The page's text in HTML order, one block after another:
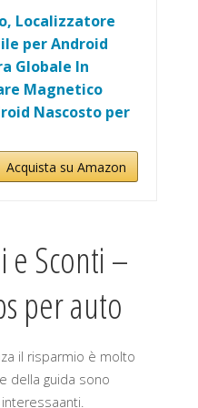
Localizzatore
per Android
Globale In
Magnetico
Nascosto per
Acquista su Amazon
e Sconti –
per auto
il risparmio è molto
della guida sono